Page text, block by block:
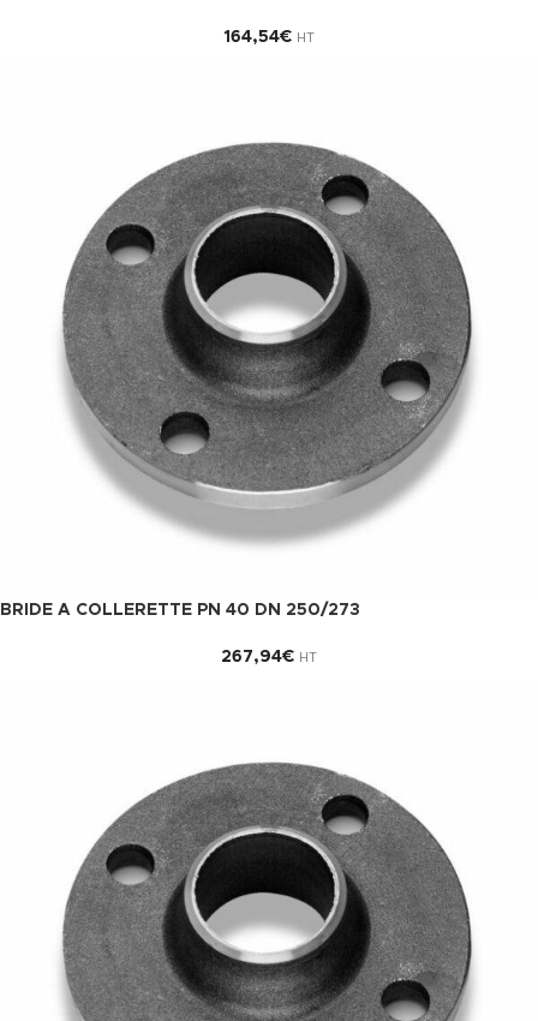
164,54€ HT
BRIDE A COLLERETTE PN 40 DN 250/273
267,94€ HT